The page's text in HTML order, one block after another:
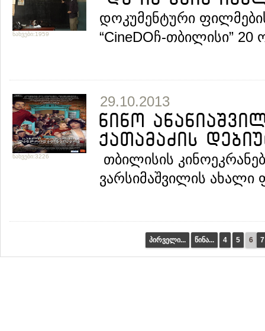
ნახვები:1959
დოკუმენტური
“CineDOჩ-თბილისი”
ნახვები:3226
29.10.2013
ნინო
ქათამაძის
თბილისის
ვარსიმაშვილის ახალი
პირველი... წინა... 4 5 6 7